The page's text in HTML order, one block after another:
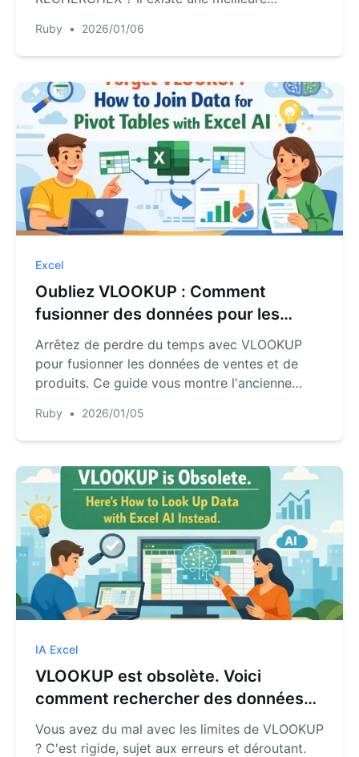
vous permet de fusionner des tableaux et de
trouver des données simplement en décrivant
heures de frustration à rédiger des formules.
Ruby • 2026/01/06
Excel
Oubliez VLOOKUP : Comment
fusionner des données pour les
tableaux croisés dynamiques avec
l'IA d'Excel
Arrêtez de perdre du temps avec VLOOKUP
pour fusionner les données de ventes et de
produits. Ce guide vous montre l'ancienne
approche plus rapide utilisant l'IA d'Excel.
Laissez RowSpeak joindre vos tableaux et
Ruby • 2026/01/05
IA Excel
VLOOKUP est obsolète. Voici
comment rechercher des données
avec l'IA d'Excel à la place.
Vous avez du mal avec les limites de VLOOKUP
? C'est rigide, sujet aux erreurs et déroutant.